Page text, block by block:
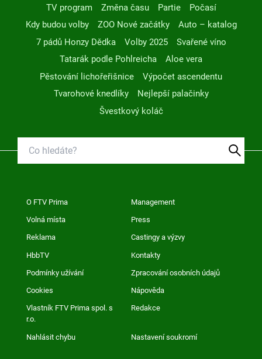
TV program
Změna času Partie
Počasí
Kdy budou volby
ZOO Nové začátky
Auto – katalog
7 pádů Honzy Dědka
Volby 2025
Svařené víno
Tatarák podle Pohlreicha
Aloe vera
Pěstování lichořeřišnice
Výpočet ascendentu
Tvarohové knedlíky
Nejlepší palačinky
Švestkový koláč
O FTV Prima Management
Volná místa Press
Reklama Castingy a výzvy
HbbTV Kontakty
Podmínky užívání Zpracování osobních údajů
Cookies Nápověda
Vlastník FTV Prima spol. s
r.o.
Redakce
Nahlásit chybu Nastavení soukromí